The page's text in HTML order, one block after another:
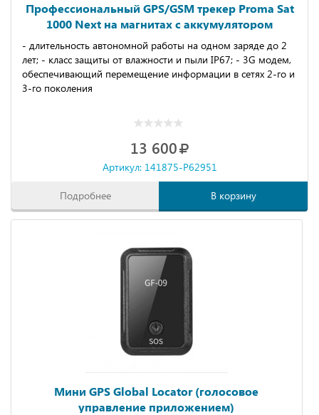
Профессиональный GPS/GSM трекер Proma Sat
1000 Next на магнитах с аккумулятором
- длительность автономной работы на одном заряде до 2
лет; - класс защиты от влажности и пыли IP67; - 3G модем,
обеспечивающий перемещение информации в сетях 2-го и
3-го поколения
13 600
Артикул: 141875-P62951
Подробнее В корзину
Мини GPS Global Locator (голосовое
управление приложением)